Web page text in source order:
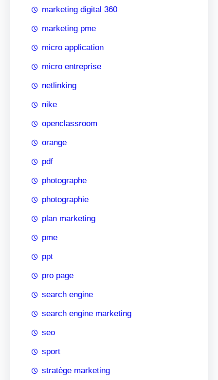
marketing digital 360
marketing pme
micro application
micro entreprise
netlinking
nike
openclassroom
orange
pdf
photographe
photographie
plan marketing
pme
ppt
pro page
search engine
search engine marketing
seo
sport
stratège marketing